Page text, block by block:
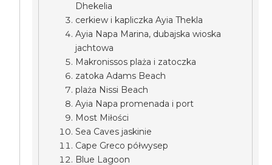
Dhekelia
cerkiew i kapliczka Ayia Thekla
Ayia Napa Marina, dubajska wioska
jachtowa
Makronissos plaża i zatoczka
zatoka Adams Beach
plaża Nissi Beach
Ayia Napa promenada i port
Most Miłości
Sea Caves jaskinie
Cape Greco półwysep
Blue Lagoon